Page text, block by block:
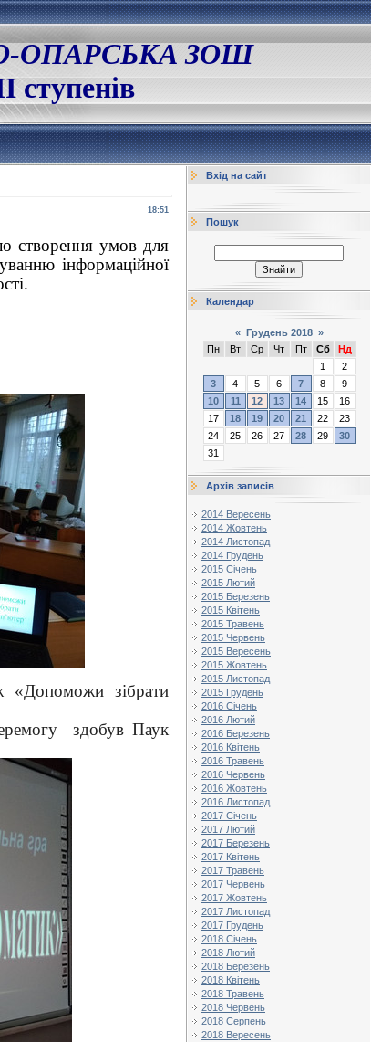
ОПАРСЬКА ЗОШ
ступенів
18:51
створення умов для
інформаційної
«Допоможи зібрати
здобув Паук
Вхід на сайт
Пошук
Календар
« Грудень 2018 »
Пн
Вт Ср Чт Пт Сб
Нд
1
2
3
4 5 6 7 8
9
10
11 12 13 14 15
16
17
18 19 20 21 22
23
24
25 26 27 28 29
30
31
Архів записів
2014 Вересень
2014 Жовтень
2014 Листопад
2014 Грудень
2015 Січень
2015 Лютий
2015 Березень
2015 Квітень
2015 Травень
2015 Червень
2015 Вересень
2015 Жовтень
2015 Листопад
2015 Грудень
2016 Січень
2016 Лютий
2016 Березень
2016 Квітень
2016 Травень
2016 Червень
2016 Жовтень
2016 Листопад
2017 Січень
2017 Лютий
2017 Березень
2017 Квітень
2017 Травень
2017 Червень
2017 Жовтень
2017 Листопад
2017 Грудень
2018 Січень
2018 Лютий
2018 Березень
2018 Квітень
2018 Травень
2018 Червень
2018 Серпень
2018 Вересень